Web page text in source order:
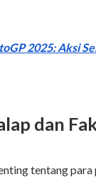
2025: Aksi
dan
tentang para